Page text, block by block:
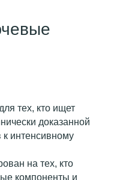
тех, кто ищет
доказанной
интенсивному
на тех, кто
компоненты и